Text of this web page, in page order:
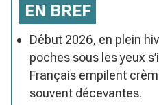
EN BREF
Début 2026, en plein
poches sous les yeux
Français empilent
souvent décevantes.